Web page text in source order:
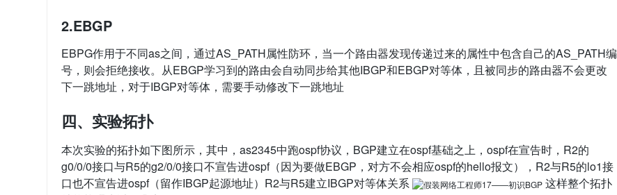
2.EBGP
EBPG作用于不同as之间，通过AS_PATH属性防环，当一个路由器发现传递过来的属性中包含自己的AS_PATH编
号，则会拒绝接收。从EBGP学习到的路由会自动同步给其他IBGP和EBGP对等体，且被同步的路由器不会更改
下一跳地址，对于IBGP对等体，需要手动修改下一跳地址
四、实验拓扑
本次实验的拓扑如下图所示，其中，as2345中跑ospf协议，BGP建立在ospf基础之上，ospf在宣告时，R2的
g0/0/0接口与R5的g2/0/0接口不宣告进ospf（因为要做EBGP，对方不会相应ospf的hello报文），R2与R5的lo1接
口也不宣告进ospf（留作IBGP起源地址）R2与R5建立IBGP对等体关系
这样整个拓扑